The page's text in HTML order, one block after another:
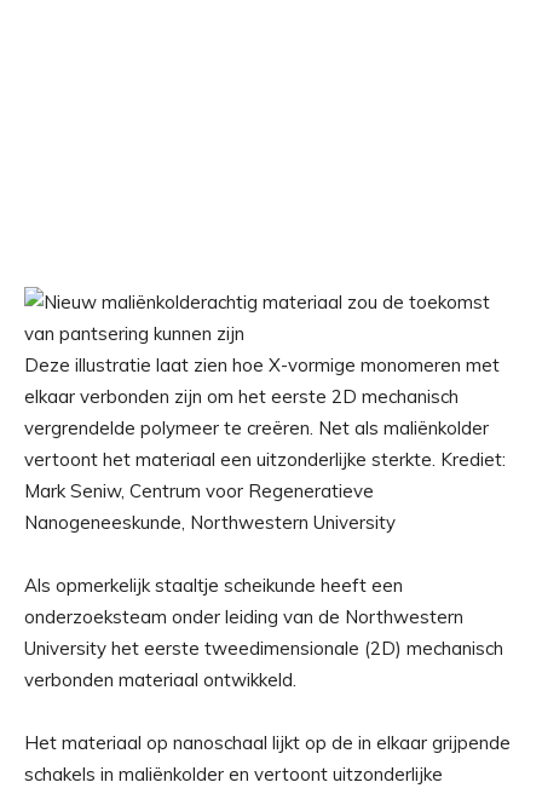
Deze illustratie laat zien hoe X-vormige monomeren met
elkaar verbonden zijn om het eerste 2D mechanisch
vergrendelde polymeer te creëren. Net als maliënkolder
vertoont het materiaal een uitzonderlijke sterkte. Krediet:
Mark Seniw, Centrum voor Regeneratieve
Nanogeneeskunde, Northwestern University
Als opmerkelijk staaltje scheikunde heeft een
onderzoeksteam onder leiding van de Northwestern
University het eerste tweedimensionale (2D) mechanisch
verbonden materiaal ontwikkeld.
Het materiaal op nanoschaal lijkt op de in elkaar grijpende
schakels in maliënkolder en vertoont uitzonderlijke